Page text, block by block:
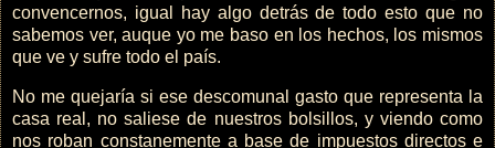
convencernos, igual hay algo detrás de todo esto que no
sabemos ver, auque yo me baso en los hechos, los mismos
que ve y sufre todo el país.
No me quejaría si ese descomunal gasto que representa la
casa real, no saliese de nuestros bolsillos, y viendo como
nos roban constanemente a base de impuestos directos e